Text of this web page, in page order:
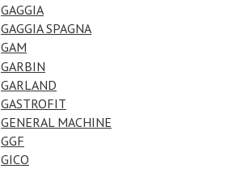
GAGGIA
GAGGIA SPAGNA
GAM
GARBIN
GARLAND
GASTROFIT
GENERAL MACHINE
GGF
GICO